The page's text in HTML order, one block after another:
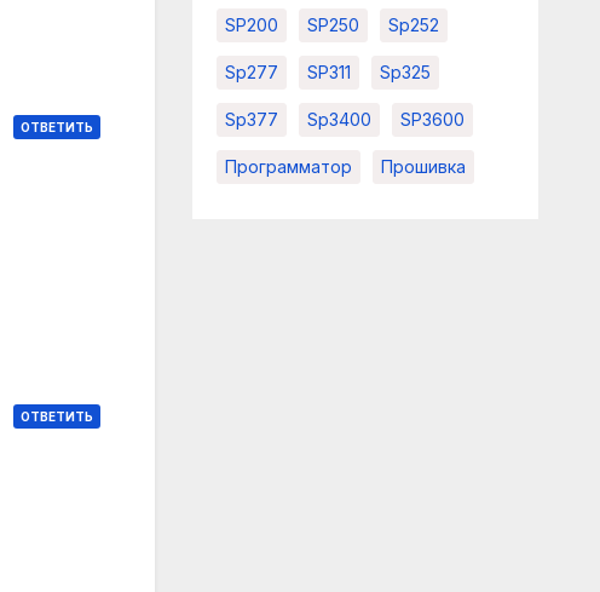
ОТВЕТИТЬ
ОТВЕТИТЬ
SP200 SP250 Sp252
Sp277 SP311 Sp325
Sp377 Sp3400 SP3600
Программатор Прошивка